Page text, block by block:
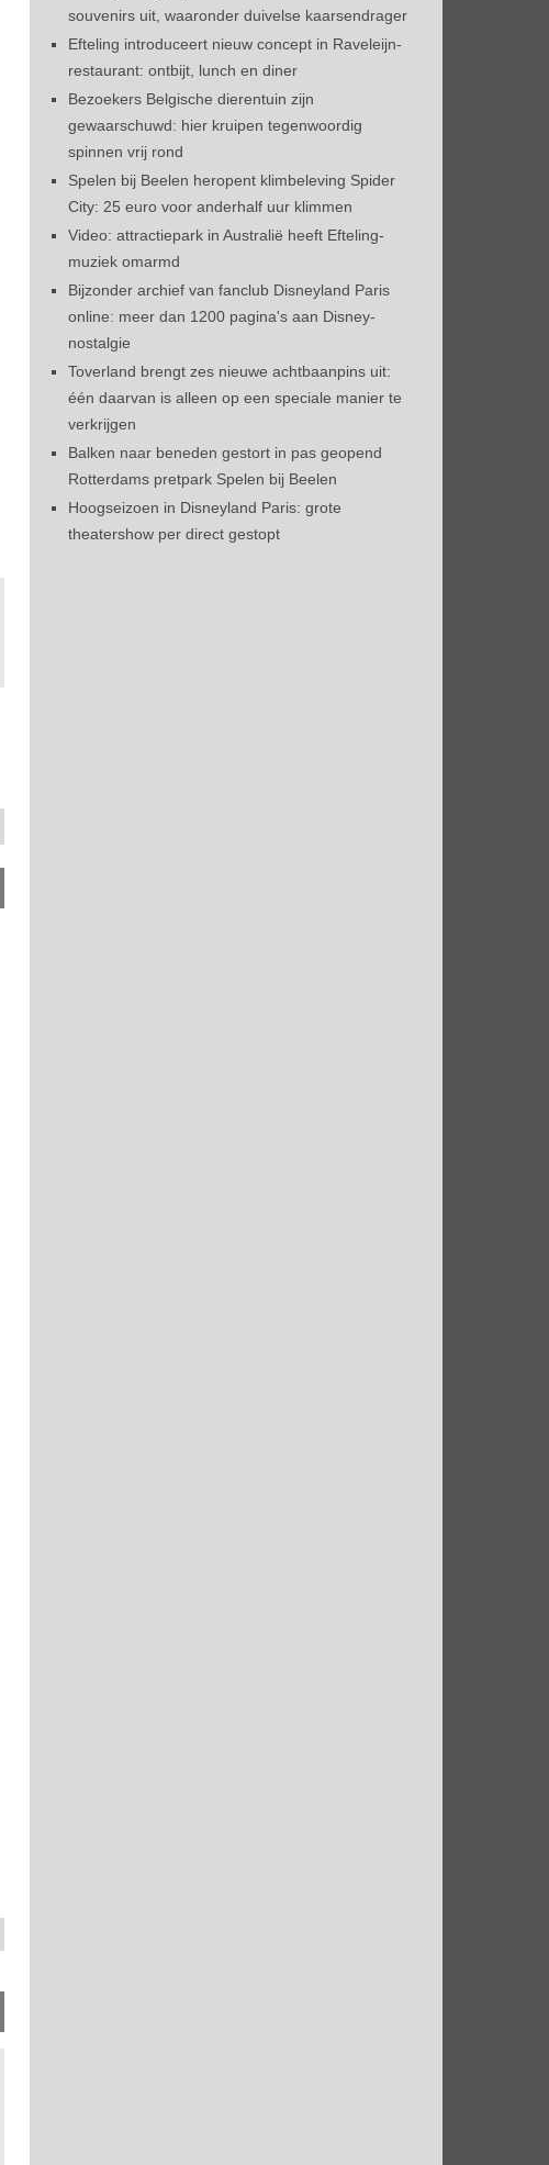
souvenirs uit, waaronder duivelse kaarsendrager
Efteling introduceert nieuw concept in Raveleijn-
restaurant: ontbijt, lunch en diner
Bezoekers Belgische dierentuin zijn
gewaarschuwd: hier kruipen tegenwoordig
spinnen vrij rond
Spelen bij Beelen heropent klimbeleving Spider
City: 25 euro voor anderhalf uur klimmen
Video: attractiepark in Australië heeft Efteling-
muziek omarmd
Bijzonder archief van fanclub Disneyland Paris
online: meer dan 1200 pagina's aan Disney-
nostalgie
Toverland brengt zes nieuwe achtbaanpins uit:
één daarvan is alleen op een speciale manier te
verkrijgen
Balken naar beneden gestort in pas geopend
Rotterdams pretpark Spelen bij Beelen
Hoogseizoen in Disneyland Paris: grote
theatershow per direct gestopt